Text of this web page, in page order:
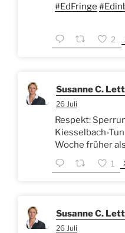
#EdFringe
2
Susanne C.
26 Juli
Respekt:
Kiesselbach-
Woche früher
1
Susanne C.
26 Juli